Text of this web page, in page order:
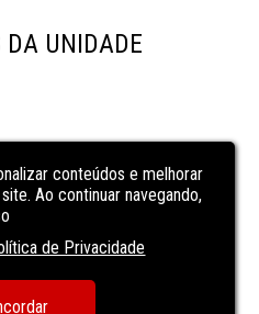
DA UNIDADE
conteúdos e melhorar
Ao continuar navegando,
de Privacidade